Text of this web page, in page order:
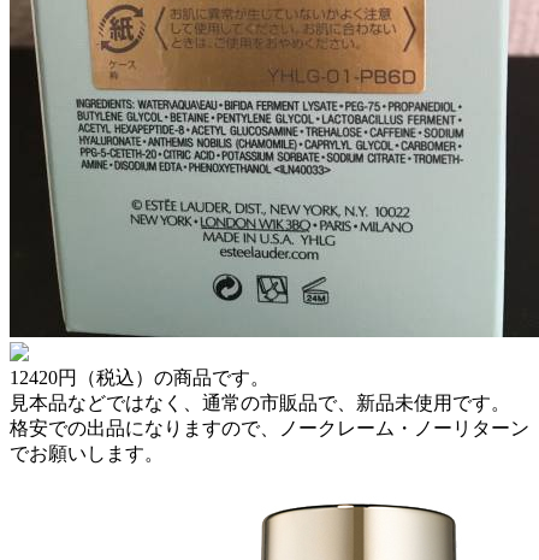
12420円（税込）の商品です。
見本品などではなく、通常の市販品で、新品未使用です。
格安での出品になりますので、ノークレーム・ノーリターン
でお願いします。